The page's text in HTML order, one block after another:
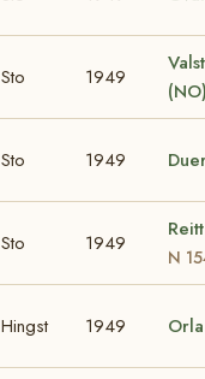
Sto 1949
Sto 1949
Sto 1949
N
Hingst 1949